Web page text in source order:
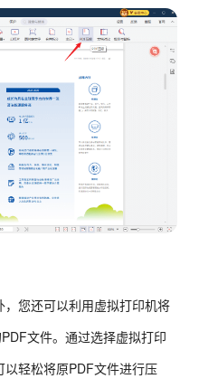
您还可以利用虚拟打印机将
文件。通过选择虚拟打印
轻松将原PDF文件进行压